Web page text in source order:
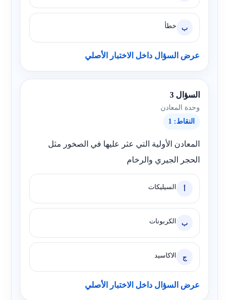
ب خطأ
عرض السؤال داخل الاختبار الأصلي
السؤال 3
وحدة المعادن
النقاط: 1
المعادن الأولية التي عثر عليها في الصخور مثل
الحجر الجيري والرخام
أ السيليكات
ب الكربونات
ج الاكاسيد
عرض السؤال داخل الاختبار الأصلي